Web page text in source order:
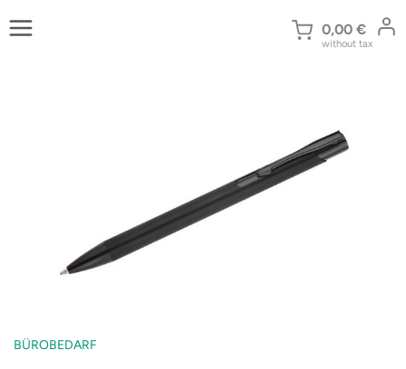
Inhalt
0,00 €
without tax
BÜROBEDARF